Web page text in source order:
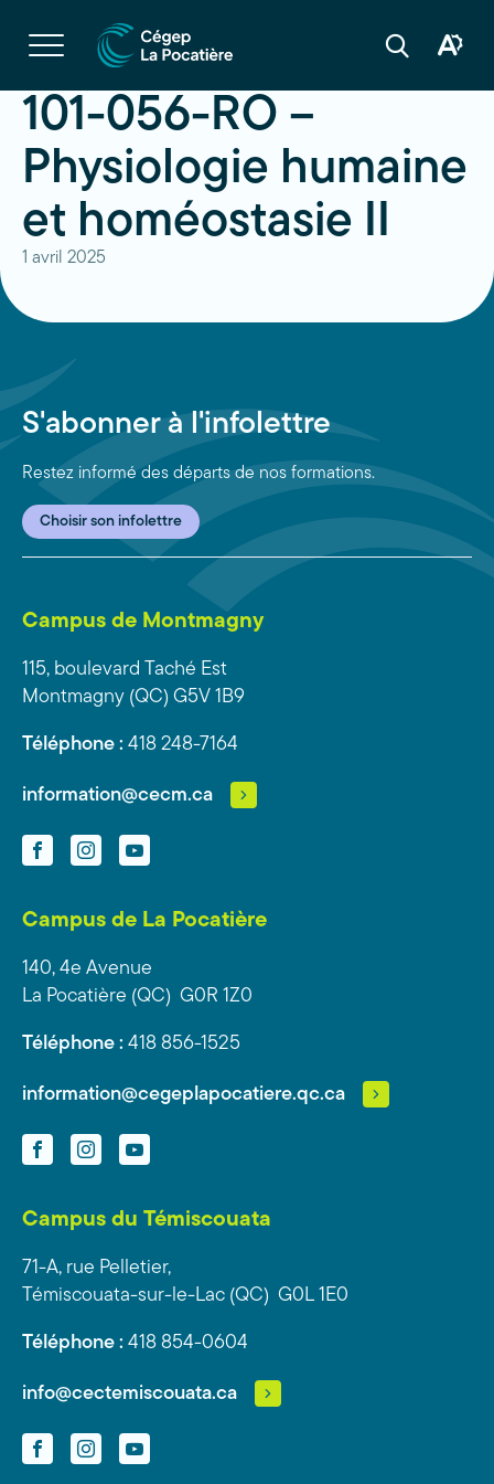
Ouvrir
la
navigation
site
Ouvrir
Ouvrir
101-056-RO –
Physiologie humaine
et homéostasie II
1 avril 2025
S'abonner à l'infolettre
Restez informé des départs de nos formations.
Choisir son infolettre
Campus de Montmagny
115, boulevard Taché Est
Montmagny (QC) G5V 1B9
Téléphone : 418 248-7164
information@cecm.ca
FacebookInstagramYouTube
Campus de La Pocatière
140, 4e Avenue
La Pocatière (QC) G0R 1Z0
Téléphone : 418 856-1525
information@cegeplapocatiere.qc.ca
FacebookInstagramYouTube
Campus du Témiscouata
71-A, rue Pelletier,
Témiscouata-sur-le-Lac (QC) G0L 1E0
Téléphone : 418 854-0604
info@cectemiscouata.ca
FacebookInstagramYouTube